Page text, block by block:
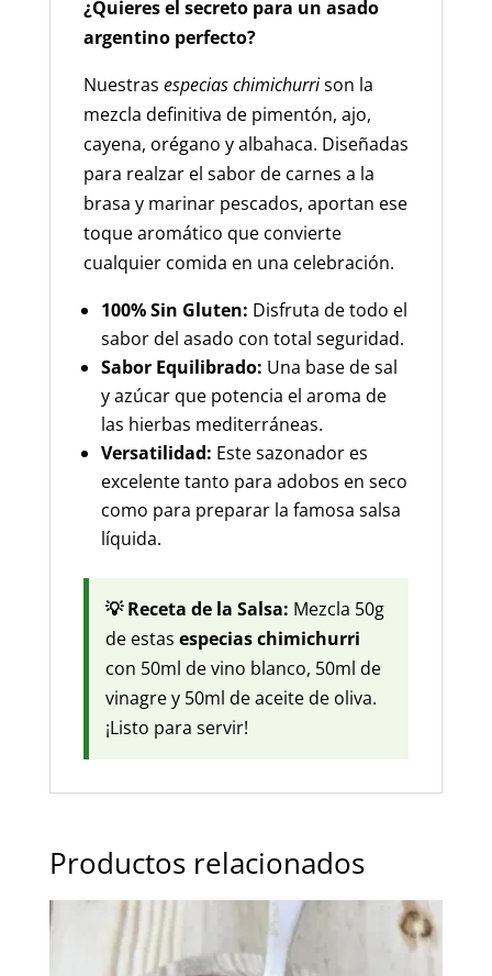
¿Quieres el secreto para un asado
argentino perfecto?
Nuestras especias chimichurrison la
mezcla definitiva de pimentón, ajo,
cayena, orégano y albahaca. Diseñadas
para realzar el sabor de carnes a la
brasa y marinar pescados, aportan ese
toque aromático que convierte
cualquier comida en una celebración.
100% Sin Gluten: Disfruta de todo el
sabor del asado con total seguridad.
Sabor Equilibrado: Una base de sal
y azúcar que potencia el aroma de
las hierbas mediterráneas.
Versatilidad: Este sazonador es
excelente tanto para adobos en seco
como para preparar la famosa salsa
líquida.
💡 Receta de la Salsa: Mezcla 50g
de estas especias chimichurri
con 50ml de vino blanco, 50ml de
vinagre y 50ml de aceite de oliva.
¡Listo para servir!
Productos relacionados